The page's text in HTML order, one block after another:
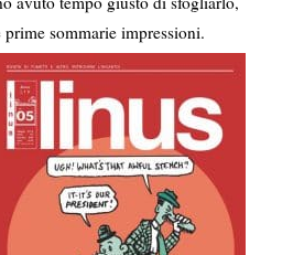
sommarie impressioni.